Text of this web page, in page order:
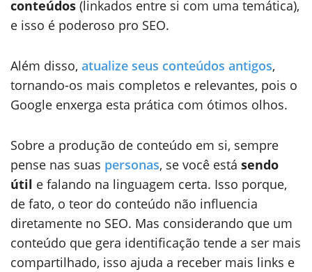
conteúdos (linkados entre si com uma temática),
e isso é poderoso pro SEO.
Além disso, atualize seus conteúdos antigos,
tornando-os mais completos e relevantes, pois o
Google enxerga esta prática com ótimos olhos.
Sobre a produção de conteúdo em si, sempre
pense nas suas personas, se você está sendo
útil e falando na linguagem certa. Isso porque,
de fato, o teor do conteúdo não influencia
diretamente no SEO. Mas considerando que um
conteúdo que gera identificação tende a ser mais
compartilhado, isso ajuda a receber mais links e